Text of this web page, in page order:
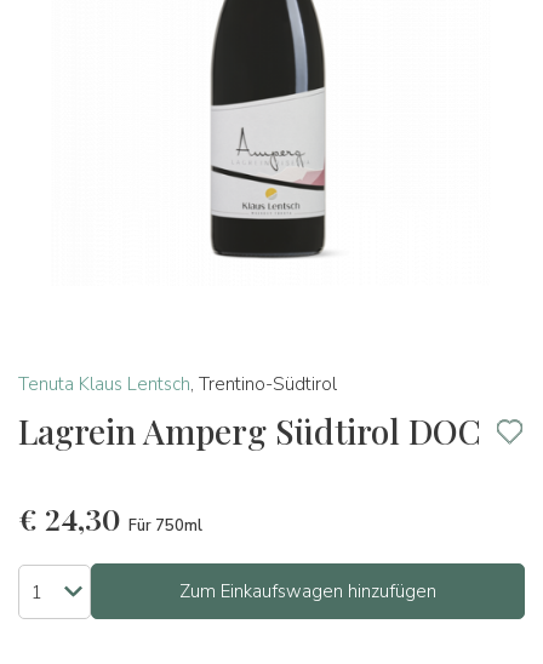
Tenuta Klaus Lentsch, Trentino-Südtirol
Lagrein Amperg Südtirol DOC
€ 24,30 Für 750ml
Zum Einkaufswagen hinzufügen